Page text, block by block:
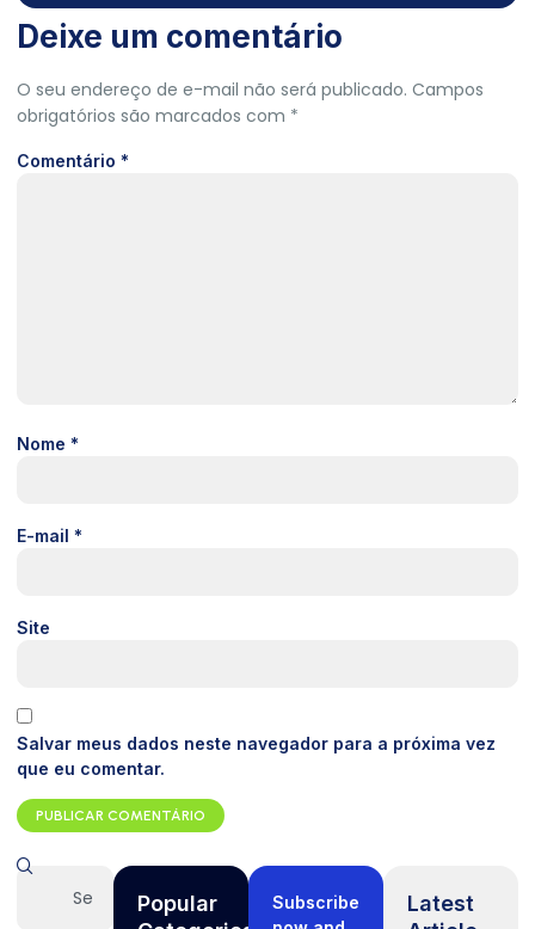
Deixe um comentário
O seu endereço de e-mail não será publicado. Campos
obrigatórios são marcados com *
Comentário *
Nome *
E-mail *
Site
Salvar meus dados neste navegador para a próxima vez
que eu comentar.
Popular
Subscribe
Latest